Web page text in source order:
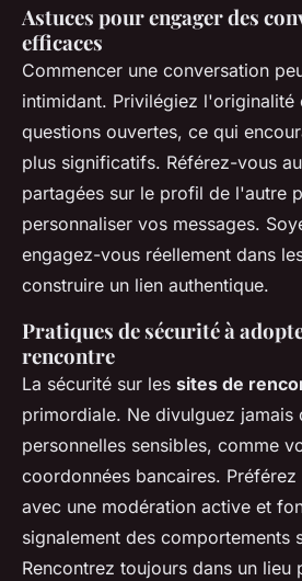
Astuces pour engager des
efficaces
Commencer une conversation
intimidant. Privilégiez l'originalité
questions ouvertes, ce qui
plus significatifs. Référez-vous
partagées sur le profil de l'autre
personnaliser vos messages.
engagez-vous réellement dans
construire un lien authentique.
Pratiques de sécurité à
rencontre
La sécurité sur les sites de
primordiale. Ne divulguez
personnelles sensibles, comme
coordonnées bancaires.
avec une modération active et
signalement des comportements
Rencontrez toujours dans un lieu